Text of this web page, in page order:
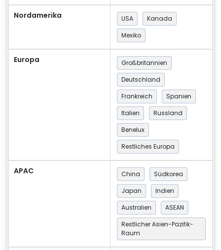
Nordamerika USA
Kanada
Mexiko
Europa
Großbritannien
Deutschland
Frankreich
Spanien
Italien
Russland
Benelux
Restliches Europa
APAC China
Südkorea
Japan
Indien
Australien
ASEAN
Restlicher Asien-Pazifik-
Raum